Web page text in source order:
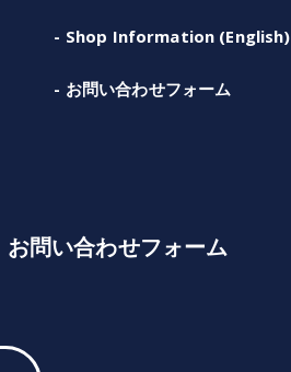
Shop Information (English)
お問い合わせフォーム
お問い合わせフォーム